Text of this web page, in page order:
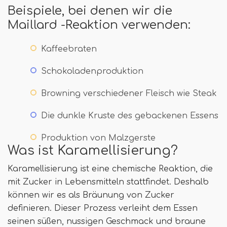
Beispiele, bei denen wir die
Maillard -Reaktion verwenden:
Kaffeebraten
Schokoladenproduktion
Browning verschiedener Fleisch wie Steak
Die dunkle Kruste des gebackenen Essens
Produktion von Malzgerste
Was ist Karamellisierung?
Karamellisierung ist eine chemische Reaktion, die
mit Zucker in Lebensmitteln stattfindet. Deshalb
können wir es als Bräunung von Zucker
definieren. Dieser Prozess verleiht dem Essen
seinen süßen, nussigen Geschmack und braune